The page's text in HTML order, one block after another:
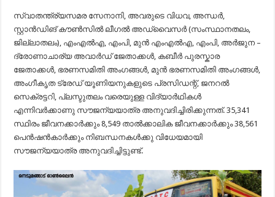
സ്വാതന്ത്ര്യസമര സേനാനി, അവരുടെ വിധവ, അന്ധർ,
സ്റ്റാൻഡിങ് കൗൺസിൽ ലീഗൽ അഡ്വൈസർ (സംസ്ഥാനതലം,
ജില്ലാതലം), എംഎൽഎ, എംപി, മുൻ എംഎൽഎ, എംപി, അർജുന –
ദ്രോണാചാര്യ അവാർഡ് ജേതാക്കൾ, കബീർ പുരസ്കാര
ജേതാക്കൾ, ഭരണസമിതി അംഗങ്ങൾ, മുൻ ഭരണസമിതി അംഗങ്ങൾ,
അംഗീകൃത ട്രേഡ് യൂണിയനുകളുടെ പ്രസിഡന്റ്, ജനറൽ
സെക്രട്ടറി, പ്ലസ്ടുതലം വരെയുള്ള വിദ്യാർഥികൾ
എന്നിവർക്കാണു സൗജന്യയാത്ര അനുവദിച്ചിരിക്കുന്നത്. 35,341
സ്ഥിരം ജീവനക്കാർക്കും 8,549 താൽക്കാലിക ജീവനക്കാർക്കും 38,561
പെൻഷൻകാർക്കും നിബന്ധനകൾക്കു വിധേയമായി
സൗജന്യയാത്ര അനുവദിച്ചിട്ടുണ്ട്.